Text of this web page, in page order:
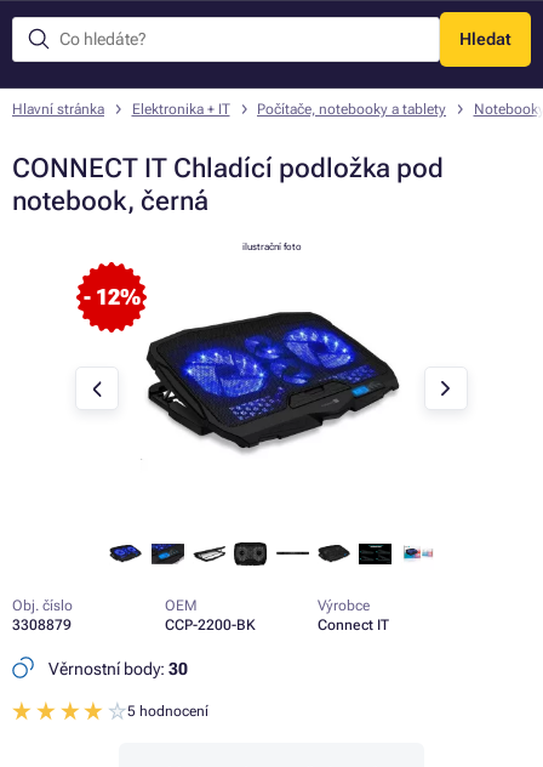
Hledat
Menu
Hlavní stránka Elektronika + IT Počítače, notebooky a tablety
CONNECT IT Chladící podložka pod
notebook, černá
- 12%
ilustrační foto
Obj. číslo
3308879
OEM
CCP-2200-BK
Výrobce
Connect IT
Věrnostní body: 30
5 hodnocení